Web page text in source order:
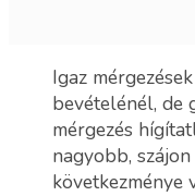
Igaz
bevételénél, de
mérgezés
nagyobb,
következménye